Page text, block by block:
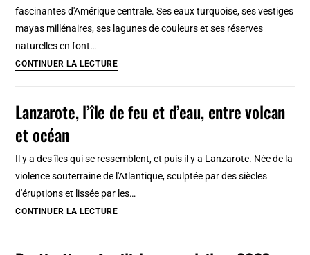
et
fascinantes d'Amérique centrale. Ses eaux turquoise, ses vestiges
mayas millénaires, ses lagunes de couleurs et ses réserves
naturelles en font…
CONTINUER LA LECTUREQuelles
au
Mexique
Lanzarote, l’île de feu et d’eau, entre volcan
et océan
Il y a des îles qui se ressemblent, et puis il y a Lanzarote. Née de la
violence souterraine de l'Atlantique, sculptée par des siècles
d'éruptions et lissée par les…
CONTINUER LA LECTURELanzarote,